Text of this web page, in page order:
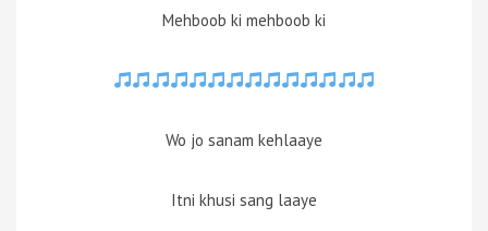
Mehboob ki mehboob ki
Wo jo sanam kehlaaye
Itni khusi sang laaye